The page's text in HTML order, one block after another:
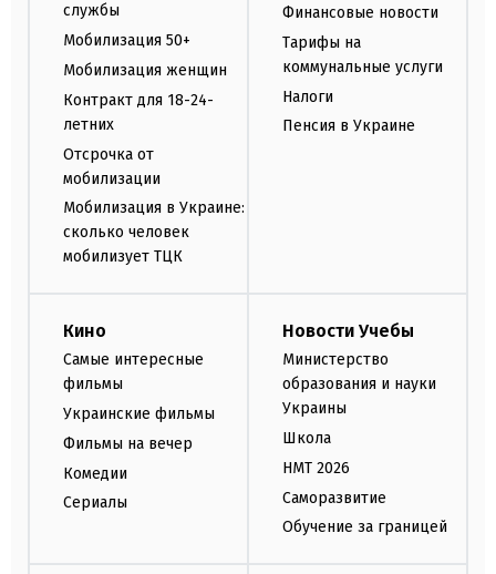
службы
Мобилизация 50+
Мобилизация женщин
Контракт для 18-24-
летних
Отсрочка от
мобилизации
Мобилизация в Украине:
сколько человек
мобилизует ТЦК
Финансовые новости
Тарифы на
коммунальные услуги
Налоги
Пенсия в Украине
Кино
Самые интересные
фильмы
Украинские фильмы
Фильмы на вечер
Комедии
Сериалы
Новости Учебы
Министерство
образования и науки
Украины
Школа
НМТ 2026
Саморазвитие
Обучение за границей